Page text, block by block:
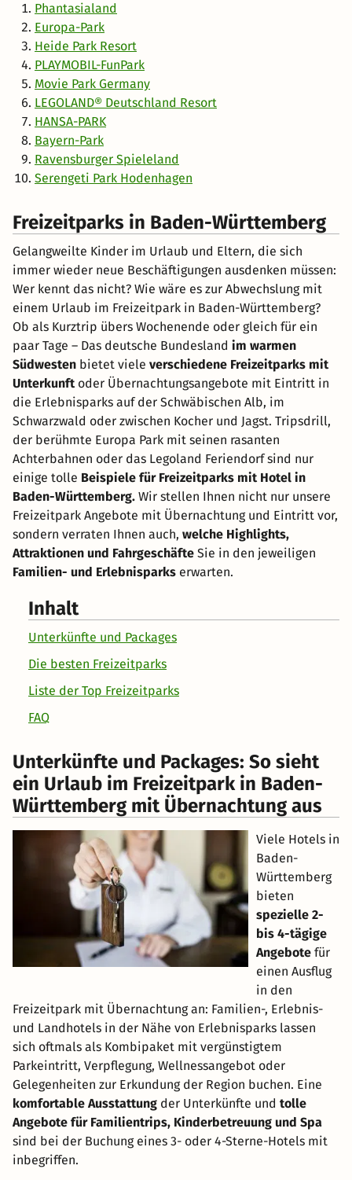
Phantasialand
Europa-Park
Heide Park Resort
PLAYMOBIL-FunPark
Movie Park Germany
LEGOLAND® Deutschland Resort
HANSA-PARK
Bayern-Park
Ravensburger Spieleland
Serengeti Park Hodenhagen
Freizeitparks in Baden-Württemberg
Gelangweilte Kinder im Urlaub und Eltern, die sich
immer wieder neue Beschäftigungen ausdenken müssen:
Wer kennt das nicht? Wie wäre es zur Abwechslung mit
einem Urlaub im Freizeitpark in Baden-Württemberg?
Ob als Kurztrip übers Wochenende oder gleich für ein
paar Tage – Das deutsche Bundesland im warmen
Südwesten bietet viele verschiedene Freizeitparks mit
Unterkunftoder Übernachtungsangebote mit Eintritt in
die Erlebnisparks auf der Schwäbischen Alb, im
Schwarzwald oder zwischen Kocher und Jagst. Tripsdrill,
der berühmte Europa Park mit seinen rasanten
Achterbahnen oder das Legoland Feriendorf sind nur
einige tolle Beispiele für Freizeitparks mit Hotel in
Baden-Württemberg. Wir stellen Ihnen nicht nur unsere
Freizeitpark Angebote mit Übernachtung und Eintritt vor,
sondern verraten Ihnen auch, welche Highlights,
Attraktionen und Fahrgeschäfte Sie in den jeweiligen
Familien- und Erlebnisparks erwarten.
Inhalt
Unterkünfte und Packages
Die besten Freizeitparks
Liste der Top Freizeitparks
FAQ
Unterkünfte und Packages: So sieht
ein Urlaub im Freizeitpark in Baden-
Württemberg mit Übernachtung aus
Viele Hotels in
Baden-
Württemberg
bieten
spezielle 2-
bis 4-tägige
Angebote für
einen Ausflug
in den
Freizeitpark mit Übernachtung an: Familien-, Erlebnis-
und Landhotels in der Nähe von Erlebnisparks lassen
sich oftmals als Kombipaket mit vergünstigtem
Parkeintritt, Verpflegung, Wellnessangebot oder
Gelegenheiten zur Erkundung der Region buchen. Eine
komfortable Ausstattung der Unterkünfte und tolle
Angebote für Familientrips, Kinderbetreuung und Spa
sind bei der Buchung eines 3- oder 4-Sterne-Hotels mit
inbegriffen.